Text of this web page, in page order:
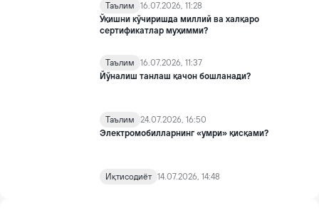
Таълим
16.07.2026, 11:28
Ўқишни кўчиришда миллий ва халқаро
сертификатлар муҳимми?
Таълим
16.07.2026, 11:37
Йўналиш танлаш қачон бошланади?
Таълим
24.07.2026, 16:50
Электромобилларнинг «умри» қисқами?
Иқтисодиёт 14.07.2026, 14:48